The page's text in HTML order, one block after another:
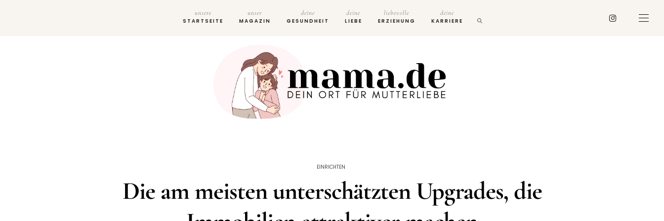
unsere
STARTSEITE
unser
MAGAZIN
deine
GESUNDHEIT
deine
LIEBE
liebevolle
ERZIEHUNG
deine
KARRIERE
EINRICHTEN
Die am meisten unterschätzten Upgrades, die